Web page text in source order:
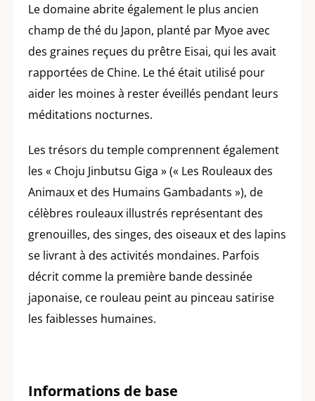
Le domaine abrite également le plus ancien
champ de thé du Japon, planté par Myoe avec
des graines reçues du prêtre Eisai, qui les avait
rapportées de Chine. Le thé était utilisé pour
aider les moines à rester éveillés pendant leurs
méditations nocturnes.
Les trésors du temple comprennent également
les « Choju Jinbutsu Giga » (« Les Rouleaux des
Animaux et des Humains Gambadants »), de
célèbres rouleaux illustrés représentant des
grenouilles, des singes, des oiseaux et des lapins
se livrant à des activités mondaines. Parfois
décrit comme la première bande dessinée
japonaise, ce rouleau peint au pinceau satirise
les faiblesses humaines.
Informations de base